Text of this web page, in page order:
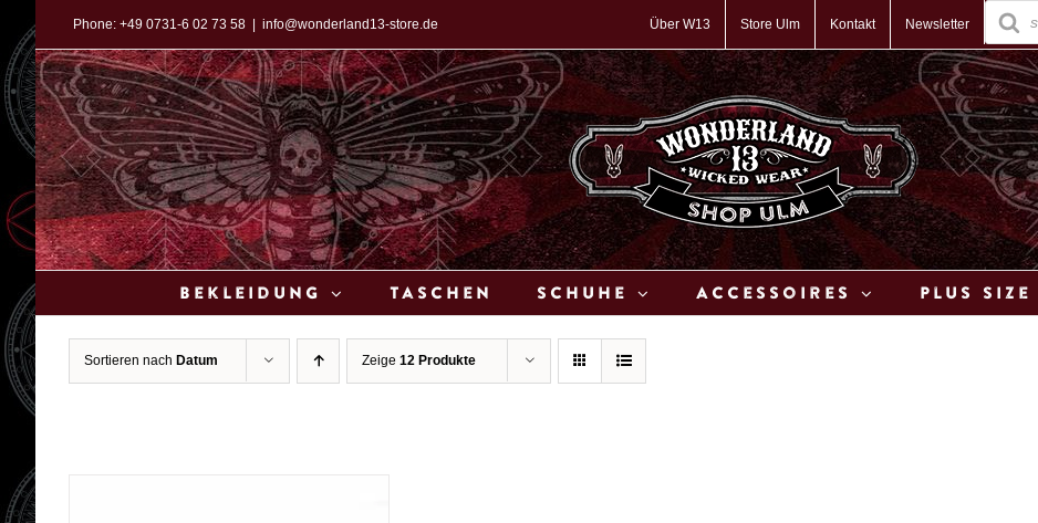
Inhalt
springen
Phone: +49 0731-6 02 73 58 info@wonderland13-store.de Über W13 Store Ulm Kontakt Newsletter
Products
search
Bekleidung Taschen Schuhe Accessoires Plus Size
Sortieren nach Datum Zeige 12 Produkte